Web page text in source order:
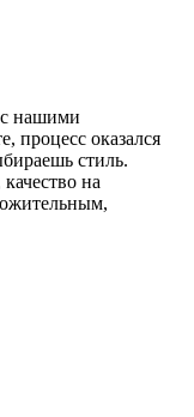
нашими
процесс оказался
стиль.
на